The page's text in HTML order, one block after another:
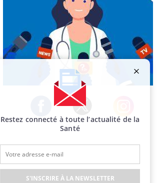
Facebook Twitter Instagram
Restez connecté à toute l’actualité de la
Santé
S'INSCRIRE À LA NEWSLETTER